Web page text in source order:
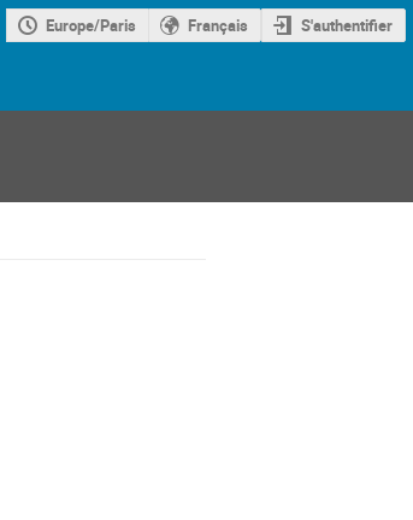
Europe/Paris Français S'authentifier